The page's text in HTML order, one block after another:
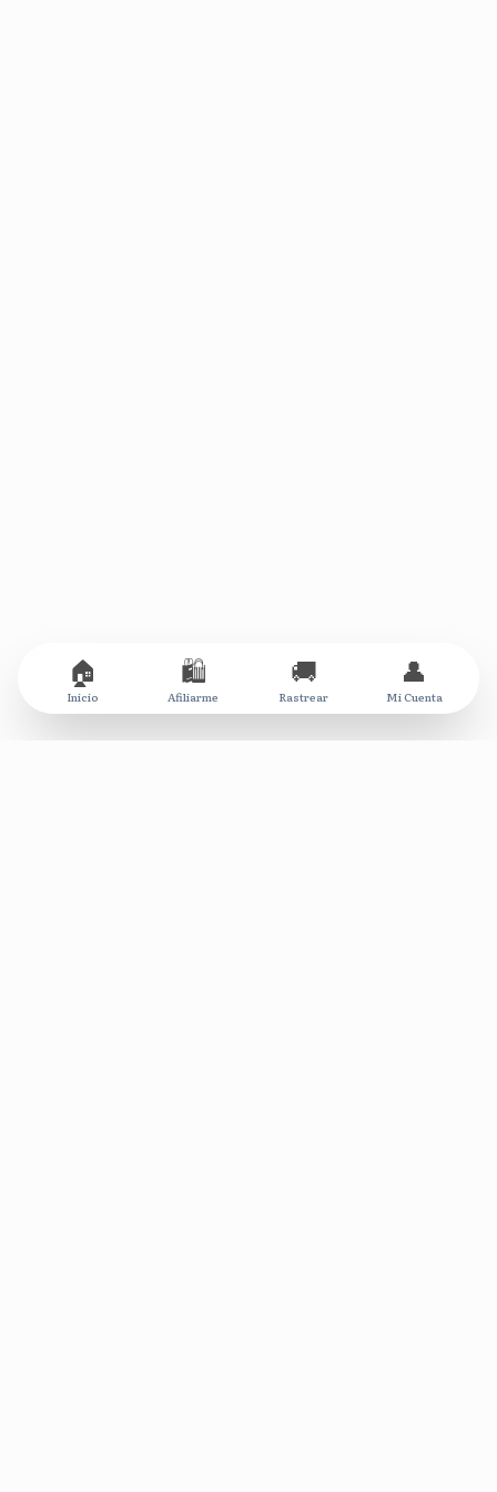
🏠
Inicio
🛍️
Afiliarme
🚚
Rastrear
👤
Mi Cuenta